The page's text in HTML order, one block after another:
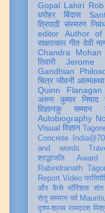
Gopal Lahiri
धरोहर
बिंदास
त्रिपाठी संस्मरण
editor
Author
साक्षात्कार गीत देवी
Chandra Mohan
तिवारी
Jerome
Gandhian
चित्र जीवनी आत्मकथा
Quinn Flanagan
अरुण कुमार निषाद
विज्ञानकु
सम्मान
Autobiography
Visual विज्ञान
Concrete
India@70
and words
श्रद्धांजलि
Award
Rabindranath
Report Video
और कैसे मॉरिशस संत
सेतु सम्मान पर्व
दृश्य-श्रव्य रामदरश